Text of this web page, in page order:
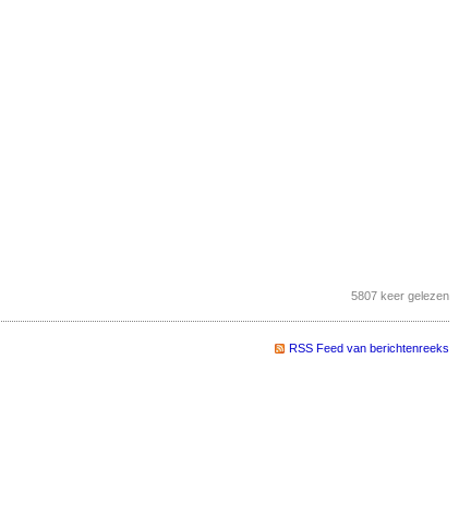
5807 keer gelezen
RSS Feed van berichtenreeks